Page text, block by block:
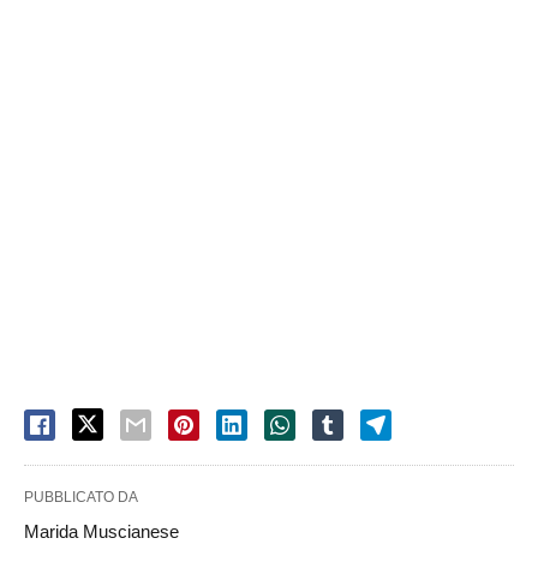
PUBBLICATO DA
Marida Muscianese